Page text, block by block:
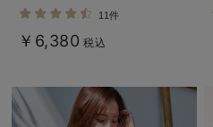
ン
11件
￥6,380 税込